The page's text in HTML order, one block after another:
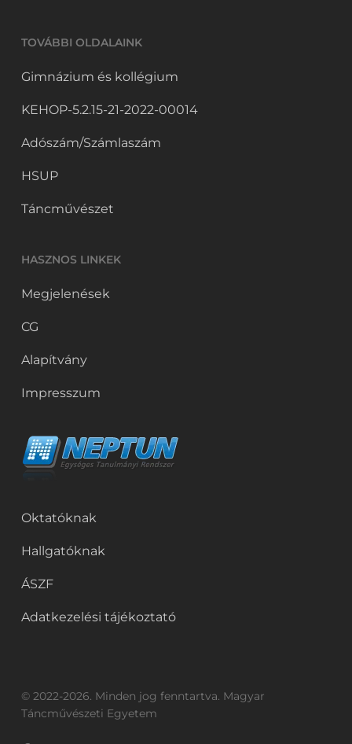
TOVÁBBI OLDALAINK
Gimnázium és kollégium
KEHOP-5.2.15-21-2022-00014
Adószám/Számlaszám
HSUP
Táncművészet
HASZNOS LINKEK
Megjelenések
CG
Alapítvány
Impresszum
Oktatóknak
Hallgatóknak
ÁSZF
Adatkezelési tájékoztató
© 2022-2026. Minden jog fenntartva. Magyar
Táncművészeti Egyetem